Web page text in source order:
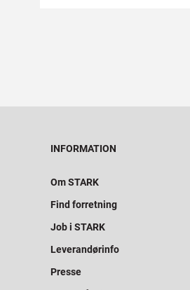
INFORMATION
Om STARK
Find forretning
Job i STARK
Leverandørinfo
Presse